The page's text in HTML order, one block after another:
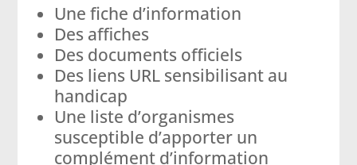
Une fiche d’information
Des affiches
Des documents officiels
Des liens URL sensibilisant au
handicap
Une liste d’organismes
susceptible d’apporter un
complément d’information